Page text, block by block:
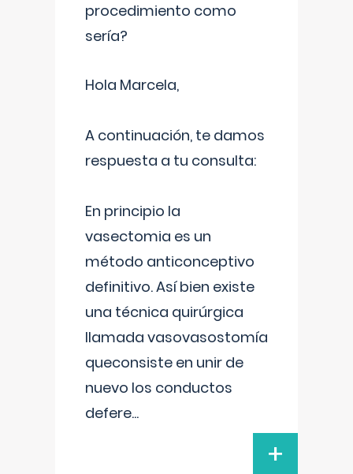
procedimiento como
sería?
Hola Marcela,
A continuación, te damos
respuesta a tu consulta:
En principio la
vasectomia es un
método anticonceptivo
definitivo. Así bien existe
una técnica quirúrgica
llamada vasovasostomía
queconsiste en unir de
nuevo los conductos
defere...
+